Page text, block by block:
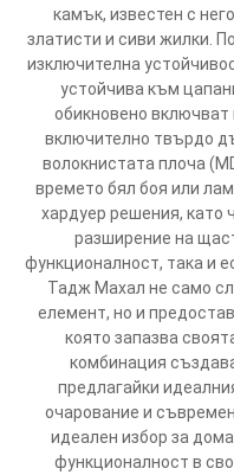
камък, известен с
златисти и сиви жилки.
изключителна
устойчива към
обикновено включват
включително твърдо
волокнистата плоча
времето бял боя или
хардуер решения, като
разширение на
функционалност, така и
Тадж Махал не само
елемент, но и
която запазва
комбинация
предлагайки
очарование и
идеален избор за
функционалност в